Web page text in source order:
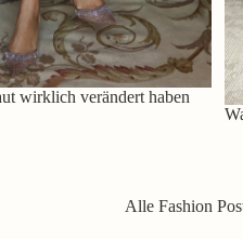
wirklich verändert haben
Alle Fashion